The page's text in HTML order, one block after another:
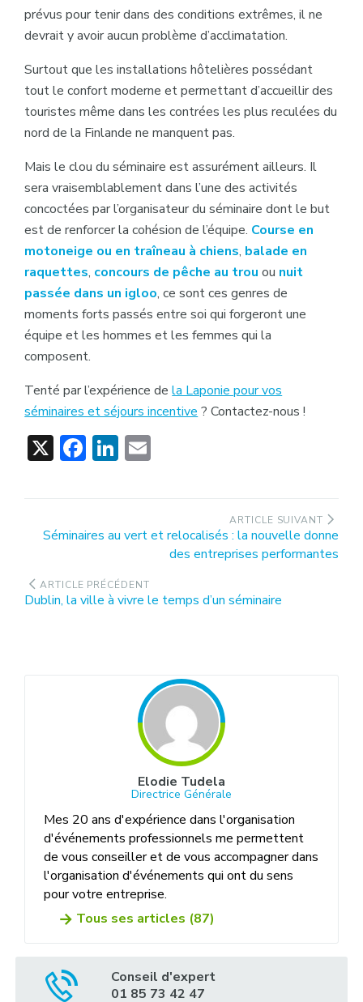
prévus pour tenir dans des conditions extrêmes, il ne
devrait y avoir aucun problème d’acclimatation.
Surtout que les installations hôtelières possédant
tout le confort moderne et permettant d’accueillir des
touristes même dans les contrées les plus reculées du
nord de la Finlande ne manquent pas.
Mais le clou du séminaire est assurément ailleurs. Il
sera vraisemblablement dans l’une des activités
concoctées par l’organisateur du séminaire dont le but
est de renforcer la cohésion de l’équipe. Course en
motoneige ou en traîneau à chiens, balade en
raquettes, concours de pêche au trou ou nuit
passée dans un igloo, ce sont ces genres de
moments forts passés entre soi qui forgeront une
équipe et les hommes et les femmes qui la
composent.
Tenté par l’expérience dela Laponie pour vos
séminaires et séjours incentive? Contactez-nous !
X Facebook
LinkedIn
de
ARTICLE PRÉCÉDENT
Article
précédent
Dublin, la ville à vivre le temps d’un séminaire
ARTICLE SUIVANT
Article
suivant
Séminaires au vert et relocalisés : la nouvelle donne
des entreprises performantes
Elodie Tudela
Directrice Générale
Mes 20 ans d'expérience dans l'organisation
d'événements professionnels me permettent
de vous conseiller et de vous accompagner dans
l'organisation d'événements qui ont du sens
pour votre entreprise.
Tous ses articles (87)
Conseil d'expert
01 85 73 42 47